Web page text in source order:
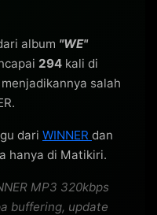
album "WE"
294 kali di
salah
dari WINNER dan
hanya di Matikiri.
MP3 320kbps
buffering, update